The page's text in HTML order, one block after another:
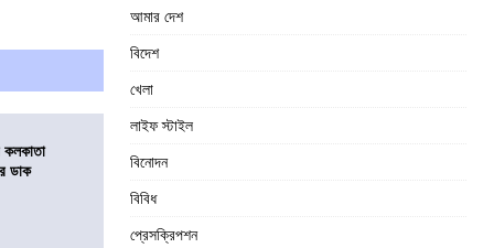
ডাক
আমার দেশ
বিদেশ
খেলা
লাইফ স্টাইল
বিনোদন
বিবিধ
প্রেসক্রিপশন